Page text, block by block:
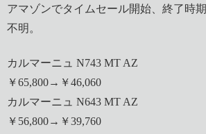
アマゾンでタイムセール開始、終了時期
不明。
カルマーニュ N743 MT AZ
￥65,800→￥46,060
カルマーニュ N643 MT AZ
￥56,800→￥39,760